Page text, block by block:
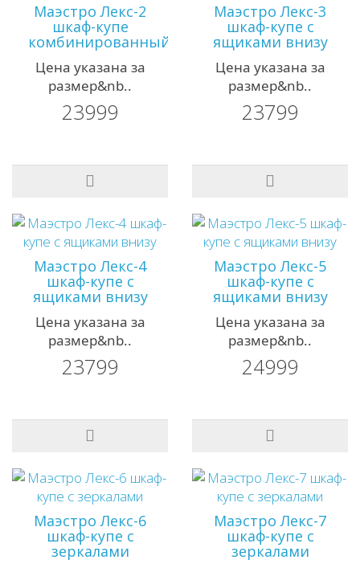
Маэстро Лекс-2
шкаф-купе
комбинированный
Цена указана за
размер&nb..
23999
Маэстро Лекс-3
шкаф-купе с
ящиками внизу
Цена указана за
размер&nb..
23799
Маэстро Лекс-4
шкаф-купе с
ящиками внизу
Цена указана за
размер&nb..
23799
Маэстро Лекс-5
шкаф-купе с
ящиками внизу
Цена указана за
размер&nb..
24999
Маэстро Лекс-6
шкаф-купе с
зеркалами
Маэстро Лекс-7
шкаф-купе с
зеркалами